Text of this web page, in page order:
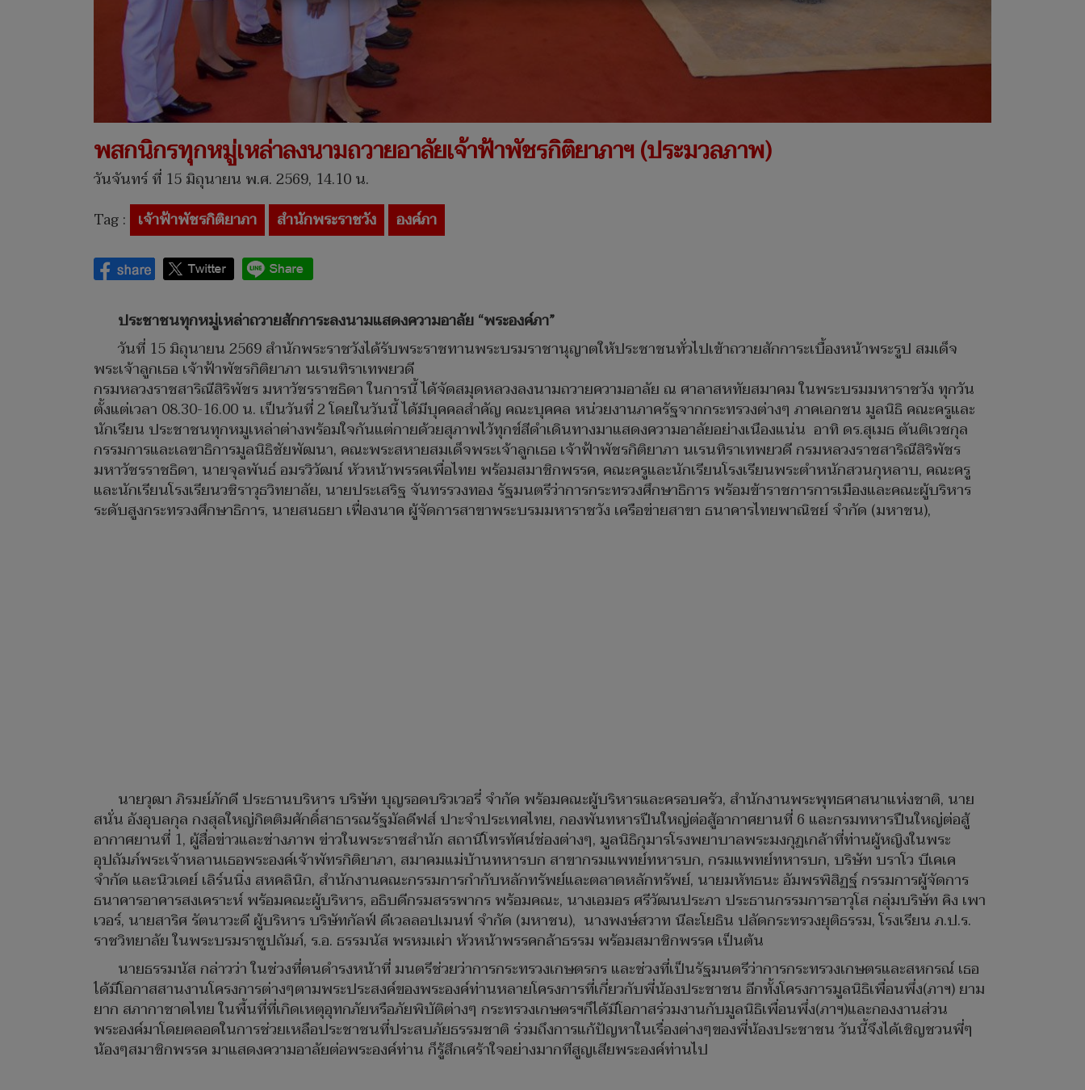
พสกนิกรทุกหมู่เหล่าลงนามถวายอาลัยเจ้าฟ้าพัชรกิติยาภาฯ (ประมวลภาพ)
วันจันทร์ ที่ 15 มิถุนายน พ.ศ. 2569, 14.10 น.
Tag : เจ้าฟ้าพัชรกิติยาภา สำนักพระราชวัง องค์ภา
ประชาชนทุกหมู่เหล่าถวายสักการะลงนามแสดงความอาลัย “พระองค์ภา”
วันที่ 15 มิถุนายน 2569 สำนักพระราชวังได้รับพระราชทานพระบรมราชานุญาตให้ประชาชนทั่วไปเข้าถวายสักการะเบื้องหน้าพระรูป สมเด็จ
พระเจ้าลูกเธอ เจ้าฟ้าพัชรกิติยาภา นเรนทิราเทพยวดี
กรมหลวงราชสาริณีสิริพัชร มหาวัชรราชธิดา ในการนี้ ได้จัดสมุดหลวงลงนามถวายความอาลัย ณ ศาลาสหทัยสมาคม ในพระบรมมหาราชวัง ทุกวัน
ตั้งแต่เวลา 08.30-16.00 น. เป็นวันที่ 2 โดยในวันนี้ ได้มีบุคคลสำคัญ คณะบุคคล หน่วยงานภาครัฐจากกระทรวงต่างๆ ภาคเอกชน มูลนิธิ คณะครูและ
นักเรียน ประชาชนทุกหมูเหล่าต่างพร้อมใจกันแต่กายด้วยสุภาพไว้ทุกข์สีดำเดินทางมาแสดงความอาลัยอย่างเนืองแน่น อาทิ ดร.สุเมธ ตันติเวชกุล
กรรมการและเลขาธิการมูลนิธิชัยพัฒนา, คณะพระสหายสมเด็จพระเจ้าลูกเธอ เจ้าฟ้าพัชรกิติยาภา นเรนทิราเทพยวดี กรมหลวงราชสาริณีสิริพัชร
มหาวัชรราชธิดา, นายจุลพันธ์ อมรวิวัฒน์ หัวหน้าพรรคเพื่อไทย พร้อมสมาชิกพรรค, คณะครูและนักเรียนโรงเรียนพระตำหนักสวนกุหลาบ, คณะครู
และนักเรียนโรงเรียนวชิราวุธวิทยาลัย, นายประเสริฐ จันทรรวงทอง รัฐมนตรีว่าการกระทรวงศึกษาธิการ พร้อมข้าราชการการเมืองและคณะผู้บริหาร
ระดับสูงกระทรวงศึกษาธิการ, นายสนธยา เฟื่องนาค ผู้จัดการสาขาพระบรมมหาราชวัง เครือข่ายสาขา ธนาคารไทยพาณิชย์ จำกัด (มหาชน),
นายวุฒา ภิรมย์ภักดี ประธานบริหาร บริษัท บุญรอดบริวเวอรี่ จำกัด พร้อมคณะผู้บริหารและครอบครัว, สำนักงานพระพุทธศาสนาแห่งชาติ, นาย
สนั่น อังอุบลกุล กงสุลใหญ่กิตติมศักดิ์สาธารณรัฐมัลดีฟส์ ปาะจำประเทศไทย, กองพันทหารปืนใหญ่ต่อสู้อากาศยานที่ 6 และกรมทหารปืนใหญ่ต่อสู้
อากาศยานที่ 1, ผู้สื่อข่าวและช่างภาพ ข่าวในพระราชสำนัก สถานีโทรทัศน์ช่องต่างๆ, มูลนิธิกุมารโรงพยาบาลพระมงกุฏเกล้าที่ท่านผู้หญิงในพระ
อุปถัมภ์พระเจ้าหลานเธอพระองค์เจ้าพัทรกิติยาภา, สมาคมแม่บ้านทหารบก สาขากรมแพทย์ทหารบก, กรมแพทย์ทหารบก, บริษัท บราโว บีเคเค
จำกัด และนิวเดย์ เลิร์นนิ่ง สหคลินิก, สำนักงานคณะกรรมการกำกับหลักทรัพย์และตลาดหลักทรัพย์, นายมหัทธนะ อัมพรพิสิฏฐ์ กรรมการผู้จัดการ
ธนาคารอาคารสงเคราะห์ พร้อมคณะผู้บริหาร, อธิบดีกรมสรรพากร พร้อมคณะ, นางเอมอร ศรีวัฒนประภา ประธานกรรมการอาวุโส กลุ่มบริษัท คิง เพา
เวอร์, นายสาริศ รัตนาวะดี ผู้บริหาร บริษัทกัลฟ์ ดีเวลลอปเมนท์ จำกัด (มหาชน), นางพงษ์สวาท นีละโยธิน ปลัดกระทรวงยุติธรรม, โรงเรียน ภ.ป.ร.
ราชวิทยาลัย ในพระบรมราชูปถัมภ์, ร.อ. ธรรมนัส พรหมเผ่า หัวหน้าพรรคกล้าธรรม พร้อมสมาชิกพรรค เป็นต้น
นายธรรมนัส กล่าวว่า ในช่วงที่ตนดำรงหน้าที่ มนตรีช่วยว่าการกระทรวงเกษตรกร และช่วงที่เป็นรัฐมนตรีว่าการกระทรวงเกษตรและสหกรณ์ เธอ
ได้มีโอกาสสานงานโครงการต่างๆตามพระประสงค์ของพระองค์ท่านหลายโครงการที่เกี่ยวกับพี่น้องประชาชน อีกทั้งโครงการมูลนิธิเพื่อนพึ่ง(ภาฯ) ยาม
ยาก สภากาชาดไทย ในพื้นที่ที่เกิดเหตุอุทกภัยหรือภัยพิบัติต่างๆ กระทรวงเกษตรฯก็ได้มีโอกาสร่วมงานกับมูลนิธิเพื่อนพึ่ง(ภาฯ)และกองงานส่วน
พระองค์มาโดยตลอดในการช่วยเหลือประชาชนที่ประสบภัยธรรมชาติ ร่วมถึงการแก้ปัญหาในเรื่องต่างๆของพี่น้องประชาชน วันนี้จึงได้เชิญชวนพี่ๆ
น้องๆสมาชิกพรรค มาแสดงความอาลัยต่อพระองค์ท่าน ก็รู้สึกเศร้าใจอย่างมากทีสูญเสียพระองค์ท่านไป